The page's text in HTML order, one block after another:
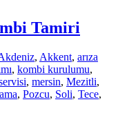
Tamiri
, Akkent, arıza
, kombi kurulumu,
, mersin, Mezitli,
, Pozcu, Soli, Tece,